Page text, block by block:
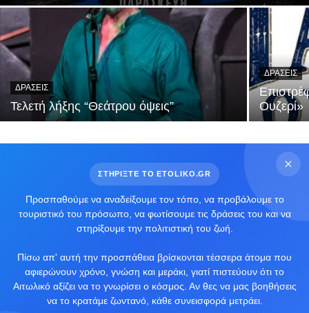
ΔΡΆΣΕΙΣ
Τελετή λήξης “Θεάτρου όψεις”
ΔΡΆΣΕΙΣ
Ουζερί»
ΣΤΗΡΙΞΤΕ ΤΟ ETOLIKO.GR
Προσπαθούμε να αναδείξουμε τον τόπο, να προβάλουμε το
τουριστικό του πρόσωπο, να φωτίσουμε τις δράσεις του και να
στηρίξουμε την πολιτιστική του ζωή.
Πίσω απ' αυτή την προσπάθεια βρίσκονται τέσσερα άτομα που
αφιερώνουν χρόνο, γνώση και μεράκι, γιατί πιστεύουν ότι το
Αιτωλικό αξίζει να το γνωρίσει ο κόσμος. Αν θες να μας βοηθήσεις
να το κρατάμε ζωντανό, κάθε συνεισφορά μετράει.